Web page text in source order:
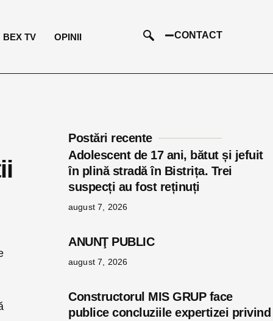
BEX TV OPINII CONTACT
Postări recente
Adolescent de 17 ani, bătut și jefuit
în plină stradă în Bistrița. Trei
suspecți au fost reținuți
august 7, 2026
ANUNŢ PUBLIC
august 7, 2026
Constructorul MIS GRUP face
publice concluziile expertizei privind